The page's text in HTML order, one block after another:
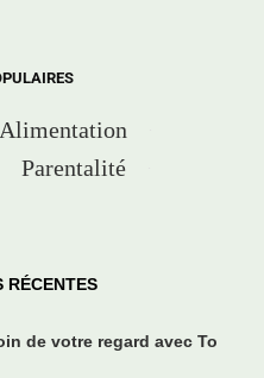
Alimentation
Parentalité
RÉCENTES
de votre regard avec To